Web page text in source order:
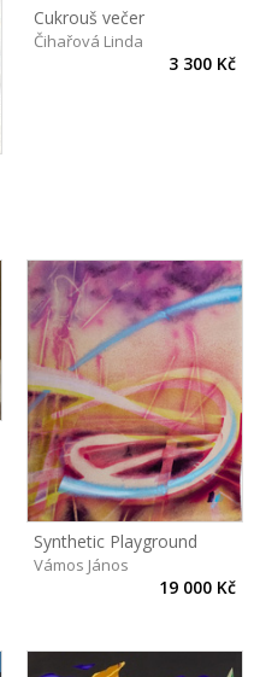
Cukrouš večer
Čihařová Linda
3 300 Kč
Synthetic Playground
Vámos János
19 000 Kč